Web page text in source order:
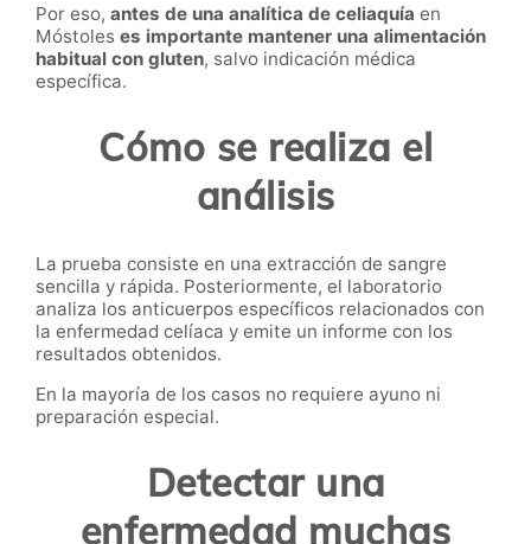
Por eso, antes de una analítica de celiaquía en
Móstoles es importante mantener una alimentación
habitual con gluten, salvo indicación médica
específica.
Cómo se realiza el
análisis
La prueba consiste en una extracción de sangre
sencilla y rápida. Posteriormente, el laboratorio
analiza los anticuerpos específicos relacionados con
la enfermedad celíaca y emite un informe con los
resultados obtenidos.
En la mayoría de los casos no requiere ayuno ni
preparación especial.
Detectar una
enfermedad muchas